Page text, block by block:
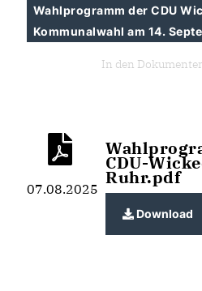
Wahlprogramm der CDU
Kommunalwahl am 14.
07.08.2025
CDU-
Ruhr.pdf
Download